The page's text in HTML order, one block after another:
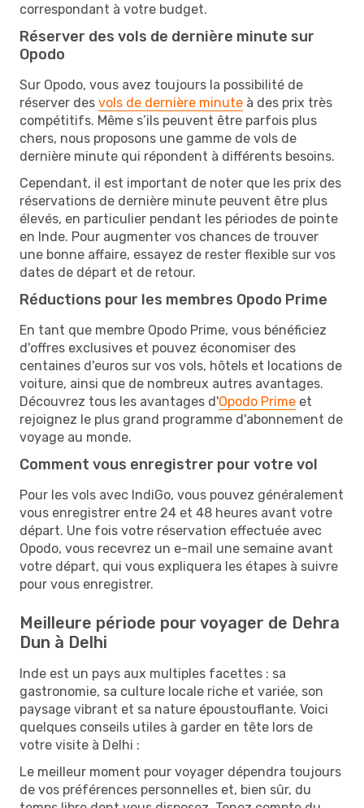
correspondant à votre budget.
Réserver des vols de dernière minute sur
Opodo
Sur Opodo, vous avez toujours la possibilité de
réserver des vols de dernière minute à des prix très
compétitifs. Même s’ils peuvent être parfois plus
chers, nous proposons une gamme de vols de
dernière minute qui répondent à différents besoins.
Cependant, il est important de noter que les prix des
réservations de dernière minute peuvent être plus
élevés, en particulier pendant les périodes de pointe
en Inde. Pour augmenter vos chances de trouver
une bonne affaire, essayez de rester flexible sur vos
dates de départ et de retour.
Réductions pour les membres Opodo Prime
En tant que membre Opodo Prime, vous bénéficiez
d'offres exclusives et pouvez économiser des
centaines d'euros sur vos vols, hôtels et locations de
voiture, ainsi que de nombreux autres avantages.
Découvrez tous les avantages d'Opodo Prime et
rejoignez le plus grand programme d'abonnement de
voyage au monde.
Comment vous enregistrer pour votre vol
Pour les vols avec IndiGo, vous pouvez généralement
vous enregistrer entre 24 et 48 heures avant votre
départ. Une fois votre réservation effectuée avec
Opodo, vous recevrez un e-mail une semaine avant
votre départ, qui vous expliquera les étapes à suivre
pour vous enregistrer.
Meilleure période pour voyager de Dehra
Dun à Delhi
Inde est un pays aux multiples facettes : sa
gastronomie, sa culture locale riche et variée, son
paysage vibrant et sa nature époustouflante. Voici
quelques conseils utiles à garder en tête lors de
votre visite à Delhi :
Le meilleur moment pour voyager dépendra toujours
de vos préférences personnelles et, bien sûr, du